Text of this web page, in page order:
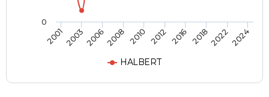
HALBERT
2001200320062008 2010 2012 2016 201820222024
0